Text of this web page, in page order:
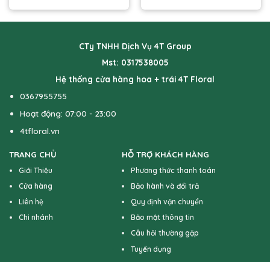
CTy TNHH Dịch Vụ 4T Group
Mst: 0317538005
Hệ thống cửa hàng hoa + trái 4T Floral
0367955755
Hoạt động: 07:00 - 23:00
4tfloral.vn
TRANG CHỦ
Giới Thiệu
Cửa hàng
Liên hệ
Chi nhánh
HỖ TRỢ KHÁCH HÀNG
Phương thức thanh toán
Bảo hành và đổi trả
Quy định vận chuyển
Bảo mật thông tin
Câu hỏi thường gặp
Tuyển dụng